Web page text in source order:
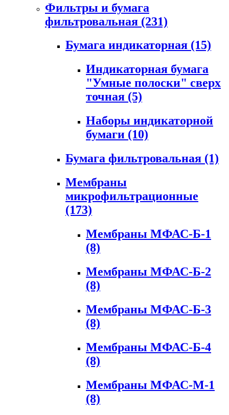
Фильтры и бумага
фильтровальная (231)
Бумага индикаторная (15)
Индикаторная бумага
"Умные полоски" сверх
точная (5)
Наборы индикаторной
бумаги (10)
Бумага фильтровальная (1)
Мембраны
микрофильтрационные
(173)
Мембраны МФАС-Б-1
(8)
Мембраны МФАС-Б-2
(8)
Мембраны МФАС-Б-3
(8)
Мембраны МФАС-Б-4
(8)
Мембраны МФАС-М-1
(8)